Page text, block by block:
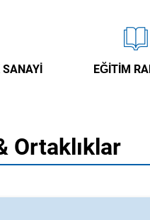
SANAYI EĞITIM
Ortaklıklar